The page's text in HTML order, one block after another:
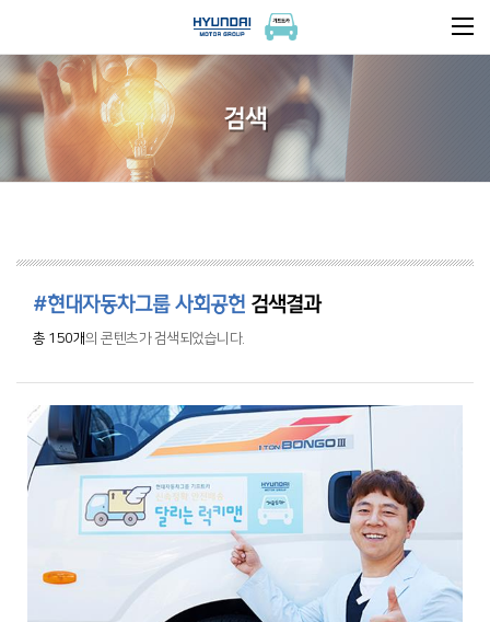
검색
#현대자동차그룹 사회공헌 검색결과
총 150개의 콘텐츠가 검색되었습니다.